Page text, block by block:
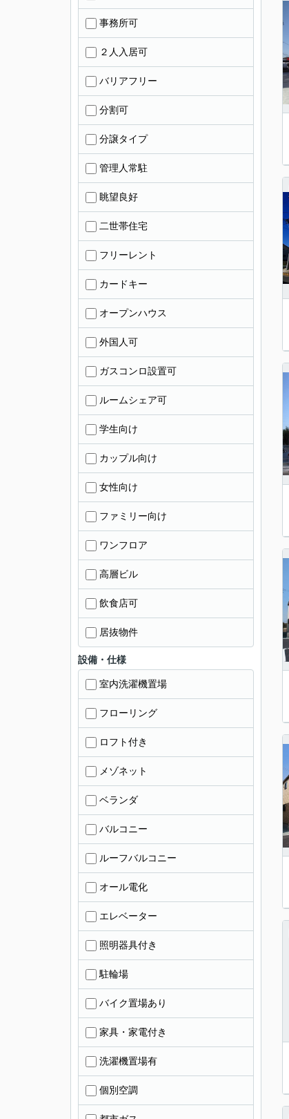
事務所可
２人入居可
バリアフリー
分割可
分譲タイプ
管理人常駐
眺望良好
二世帯住宅
フリーレント
カードキー
オープンハウス
外国人可
ガスコンロ設置可
ルームシェア可
学生向け
カップル向け
女性向け
ファミリー向け
ワンフロア
高層ビル
飲食店可
居抜物件
設備・仕様
室内洗濯機置場
フローリング
ロフト付き
メゾネット
ベランダ
バルコニー
ルーフバルコニー
オール電化
エレベーター
照明器具付き
駐輪場
バイク置場あり
家具・家電付き
洗濯機置場有
個別空調